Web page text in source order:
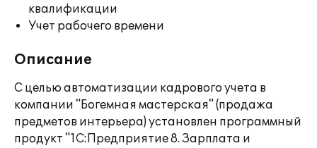
квалификации
Учет рабочего времени
Описание
С целью автоматизации кадрового учета в
компании "Богемная мастерская" (продажа
предметов интерьера) установлен программный
продукт "1С:Предприятие 8. Зарплата и